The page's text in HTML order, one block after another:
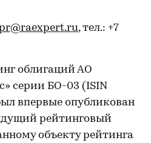
, тел.: +7
облигаций АО
серии БО-03 (ISIN
впервые опубликован
рейтинговый
объекту рейтинга